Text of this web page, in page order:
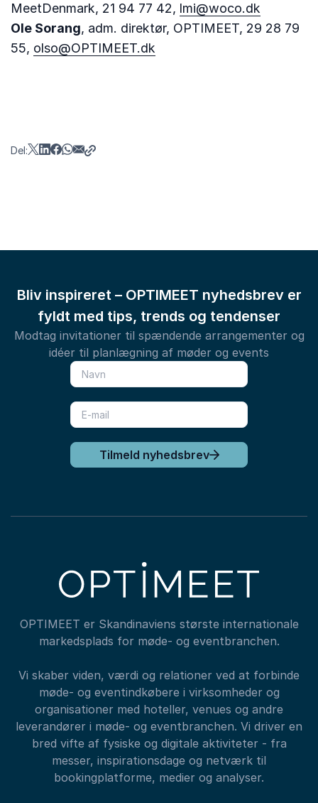
MeetDenmark, 21 94 77 42, lmi@woco.dk
Ole Sorang, adm. direktør, OPTIMEET, 29 28 79
55, olso@OPTIMEET.dk
Del:
Bliv inspireret – OPTIMEET nyhedsbrev er
fyldt med tips, trends og tendenser
Modtag invitationer til spændende arrangementer og
idéer til planlægning af møder og events
Tilmeld nyhedsbrev
OPTIMEET er Skandinaviens største internationale
markedsplads for møde- og eventbranchen.
Vi skaber viden, værdi og relationer ved at forbinde
møde- og eventindkøbere i virksomheder og
organisationer med hoteller, venues og andre
leverandører i møde- og eventbranchen. Vi driver en
bred vifte af fysiske og digitale aktiviteter - fra
messer, inspirationsdage og netværk til
bookingplatforme, medier og analyser.